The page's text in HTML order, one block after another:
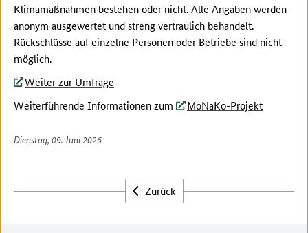
Klimamaßnahmen bestehen oder nicht. Alle Angaben werden
anonym ausgewertet und streng vertraulich behandelt.
Rückschlüsse auf einzelne Personen oder Betriebe sind nicht
möglich.
Weiter zur Umfrage
Weiterführende Informationen zum
MoNaKo-Projekt
Dienstag, 09. Juni 2026
Zurück